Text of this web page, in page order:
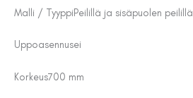
Malli / TyyppiPeilillä ja sisäpuolen peilillä
Uppoasennusei
Korkeus700 mm